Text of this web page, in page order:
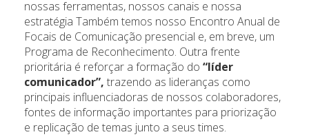
nossas ferramentas, nossos canais e nossa
estratégia Também temos nosso Encontro Anual de
Focais de Comunicação presencial e, em breve, um
Programa de Reconhecimento. Outra frente
prioritária é reforçar a formação do “líder
comunicador”, trazendo as lideranças como
principais influenciadoras de nossos colaboradores,
fontes de informação importantes para priorização
e replicação de temas junto a seus times.